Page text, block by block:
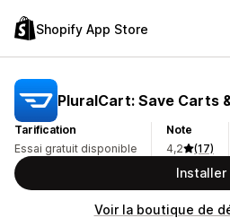
Shopify App Store
PluralCart: Save Carts
Tarification
Essai gratuit disponible
Note
4,2
(17)
Installer
Voir la boutique de